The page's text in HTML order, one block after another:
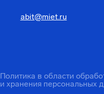
abit@miet.ru
Политика в области
и хранения персональных